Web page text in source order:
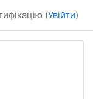
(Увійти)